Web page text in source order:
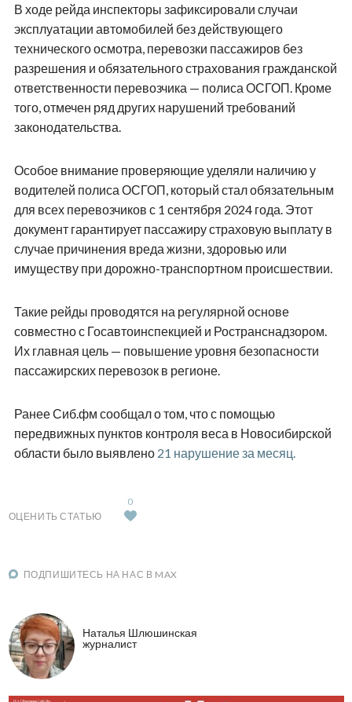
В ходе рейда инспекторы зафиксировали случаи
эксплуатации автомобилей без действующего
технического осмотра, перевозки пассажиров без
разрешения и обязательного страхования гражданской
ответственности перевозчика — полиса ОСГОП. Кроме
того, отмечен ряд других нарушений требований
законодательства.
Особое внимание проверяющие уделяли наличию у
водителей полиса ОСГОП, который стал обязательным
для всех перевозчиков с 1 сентября 2024 года. Этот
документ гарантирует пассажиру страховую выплату в
случае причинения вреда жизни, здоровью или
имуществу при дорожно-транспортном происшествии.
Такие рейды проводятся на регулярной основе
совместно с Госавтоинспекцией и Ространснадзором.
Их главная цель — повышение уровня безопасности
пассажирских перевозок в регионе.
Ранее Сиб.фм сообщал о том, что с помощью
передвижных пунктов контроля веса в Новосибирской
области было выявлено 21 нарушение за месяц.
ОЦЕНИТЬ СТАТЬЮ
0
ПОДПИШИТЕСЬ НА НАС В MAX
Наталья Шлюшинская
журналист